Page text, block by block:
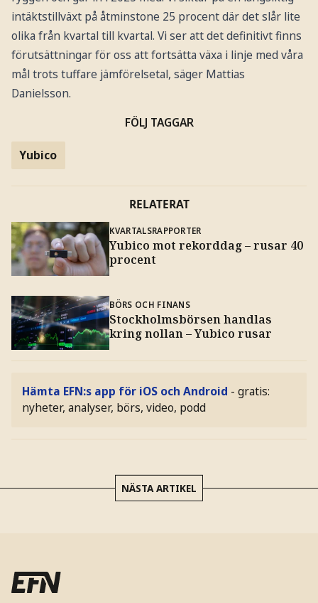
intäktstillväxt på åtminstone 25 procent där det slår lite
olika från kvartal till kvartal. Vi ser att det definitivt finns
förutsättningar för oss att fortsätta växa i linje med våra
mål trots tuffare jämförelsetal, säger Mattias
Danielsson.
FÖLJ TAGGAR
Yubico
RELATERAT
KVARTALSRAPPORTER
Yubico mot rekorddag – rusar 40
procent
BÖRS OCH FINANS
Stockholmsbörsen handlas
kring nollan – Yubico rusar
Hämta EFN:s app för iOS och Android - gratis:
nyheter, analyser, börs, video, podd
NÄSTA ARTIKEL